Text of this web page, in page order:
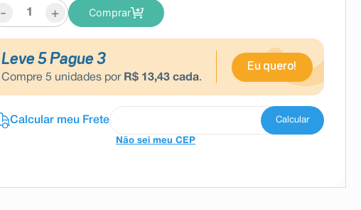
- + Comprar
Leve 5 Pague 3
Compre 5 unidades por R$ 13,43 cada.
Eu quero!
Não sei meu CEP